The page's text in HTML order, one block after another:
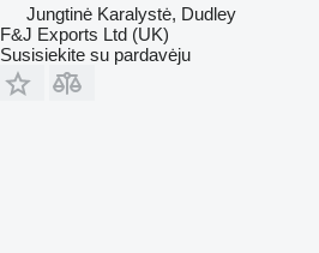
Jungtinė Karalystė, Dudley
F&J Exports Ltd (UK)
Susisiekite su pardavėju